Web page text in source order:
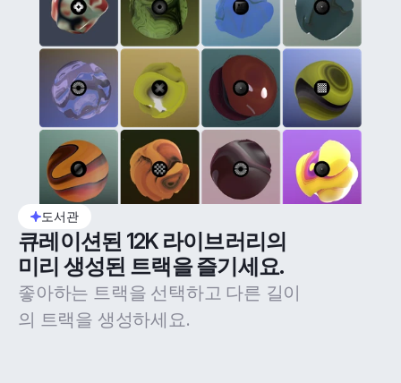
도서관
큐레이션된 12K 라이브러리의
미리 생성된 트랙을 즐기세요.
좋아하는 트랙을 선택하고 다른 길이
의 트랙을 생성하세요.